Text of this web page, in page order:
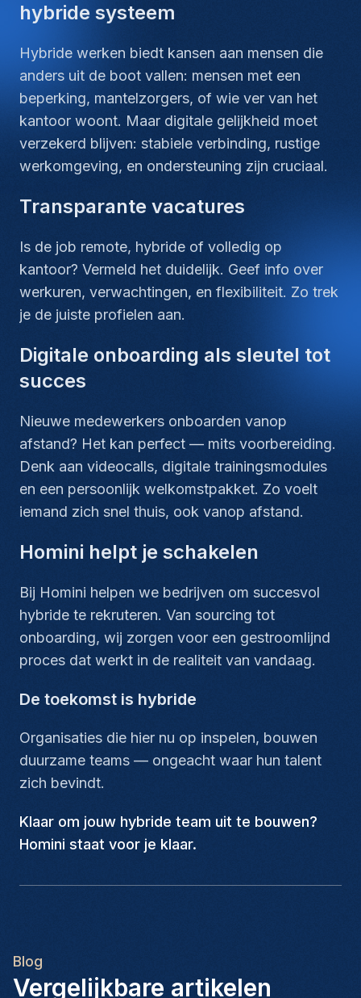
hybride systeem
Hybride werken biedt kansen aan mensen die
anders uit de boot vallen: mensen met een
beperking, mantelzorgers, of wie ver van het
kantoor woont. Maar digitale gelijkheid moet
verzekerd blijven: stabiele verbinding, rustige
werkomgeving, en ondersteuning zijn cruciaal.
Transparante vacatures
Is de job remote, hybride of volledig op
kantoor? Vermeld het duidelijk. Geef info over
werkuren, verwachtingen, en flexibiliteit. Zo trek
je de juiste profielen aan.
Digitale onboarding als sleutel tot
succes
Nieuwe medewerkers onboarden vanop
afstand? Het kan perfect — mits voorbereiding.
Denk aan videocalls, digitale trainingsmodules
en een persoonlijk welkomstpakket. Zo voelt
iemand zich snel thuis, ook vanop afstand.
Homini helpt je schakelen
Bij Homini helpen we bedrijven om succesvol
hybride te rekruteren. Van sourcing tot
onboarding, wij zorgen voor een gestroomlijnd
proces dat werkt in de realiteit van vandaag.
De toekomst is hybride
Organisaties die hier nu op inspelen, bouwen
duurzame teams — ongeacht waar hun talent
zich bevindt.
Klaar om jouw hybride team uit te bouwen?
Homini staat voor je klaar.
Blog
Vergelijkbare artikelen